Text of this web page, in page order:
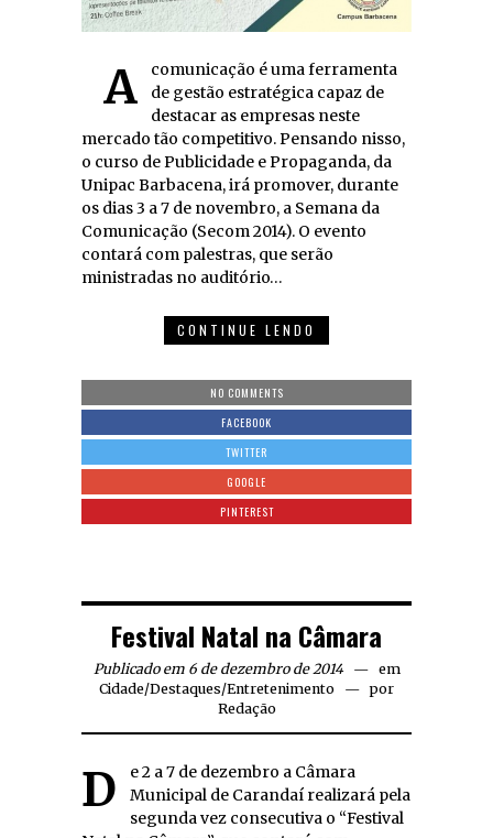
A comunicação é uma ferramenta
de gestão estratégica capaz de
destacar as empresas neste
mercado tão competitivo. Pensando nisso,
o curso de Publicidade e Propaganda, da
Unipac Barbacena, irá promover, durante
os dias 3 a 7 de novembro, a Semana da
Comunicação (Secom 2014). O evento
contará com palestras, que serão
ministradas no auditório…
CONTINUE LENDO
NO COMMENTS
FACEBOOK
TWITTER
GOOGLE
PINTEREST
Festival Natal na Câmara
Publicado em 6 de dezembro de 2014
em
Cidade/Destaques/Entretenimento
por
Redação
De 2 a 7 de dezembro a Câmara
Municipal de Carandaí realizará pela
segunda vez consecutiva o “Festival